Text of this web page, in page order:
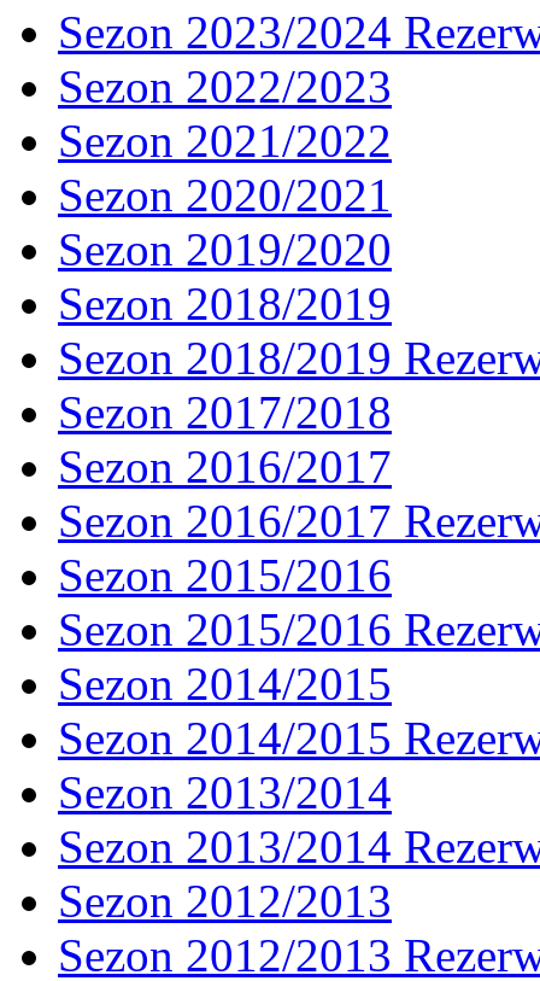
Sezon 2023/2024
Sezon 2022/2023
Sezon 2021/2022
Sezon 2020/2021
Sezon 2019/2020
Sezon 2018/2019
Sezon 2018/2019
Sezon 2017/2018
Sezon 2016/2017
Sezon 2016/2017
Sezon 2015/2016
Sezon 2015/2016
Sezon 2014/2015
Sezon 2014/2015
Sezon 2013/2014
Sezon 2013/2014
Sezon 2012/2013
Sezon 2012/2013